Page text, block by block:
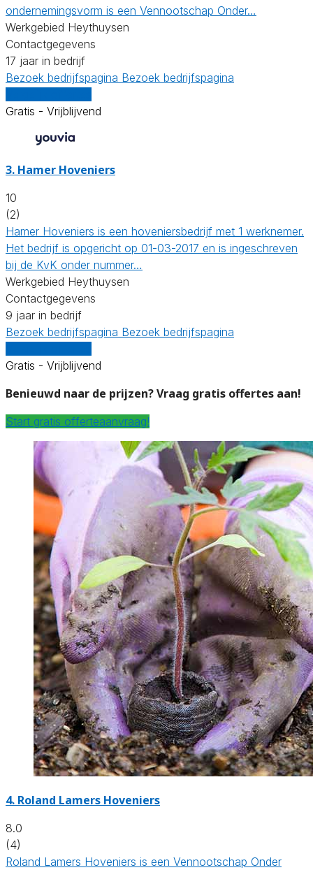
ondernemingsvorm is een Vennootschap Onder…
Werkgebied Heythuysen
Contactgegevens
17 jaar in bedrijf
Bezoek bedrijfspagina Bezoek bedrijfspagina
Gratis - Vrijblijvend
3. Hamer Hoveniers
10
(2)
Hamer Hoveniers is een hoveniersbedrijf met 1 werknemer.
Het bedrijf is opgericht op 01-03-2017 en is ingeschreven
bij de KvK onder nummer…
Werkgebied Heythuysen
Contactgegevens
9 jaar in bedrijf
Bezoek bedrijfspagina Bezoek bedrijfspagina
Gratis - Vrijblijvend
Benieuwd naar de prijzen? Vraag gratis offertes aan!
Start gratis offerteaanvraag!
4. Roland Lamers Hoveniers
8.0
(4)
Roland Lamers Hoveniers is een Vennootschap Onder